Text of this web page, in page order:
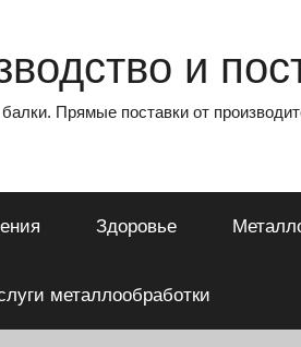
и
Прямые поставки от
Здоровье
металлообработки